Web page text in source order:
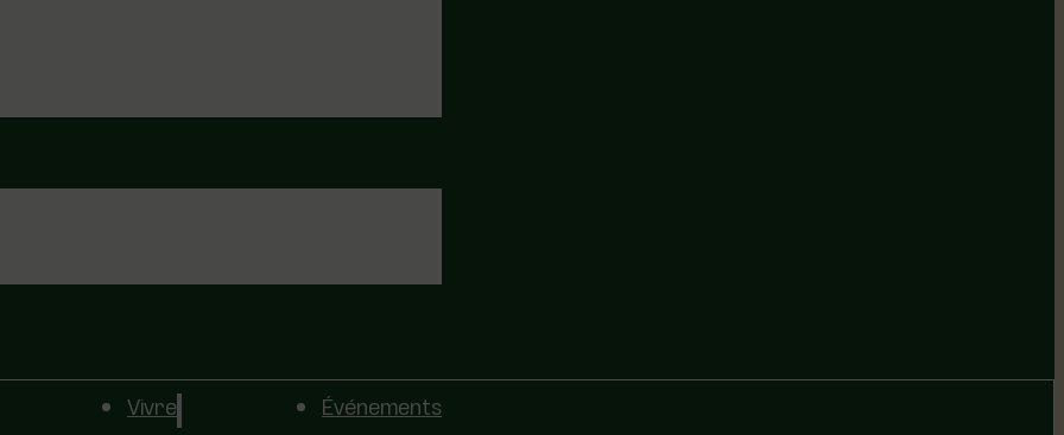
Vivre Événements